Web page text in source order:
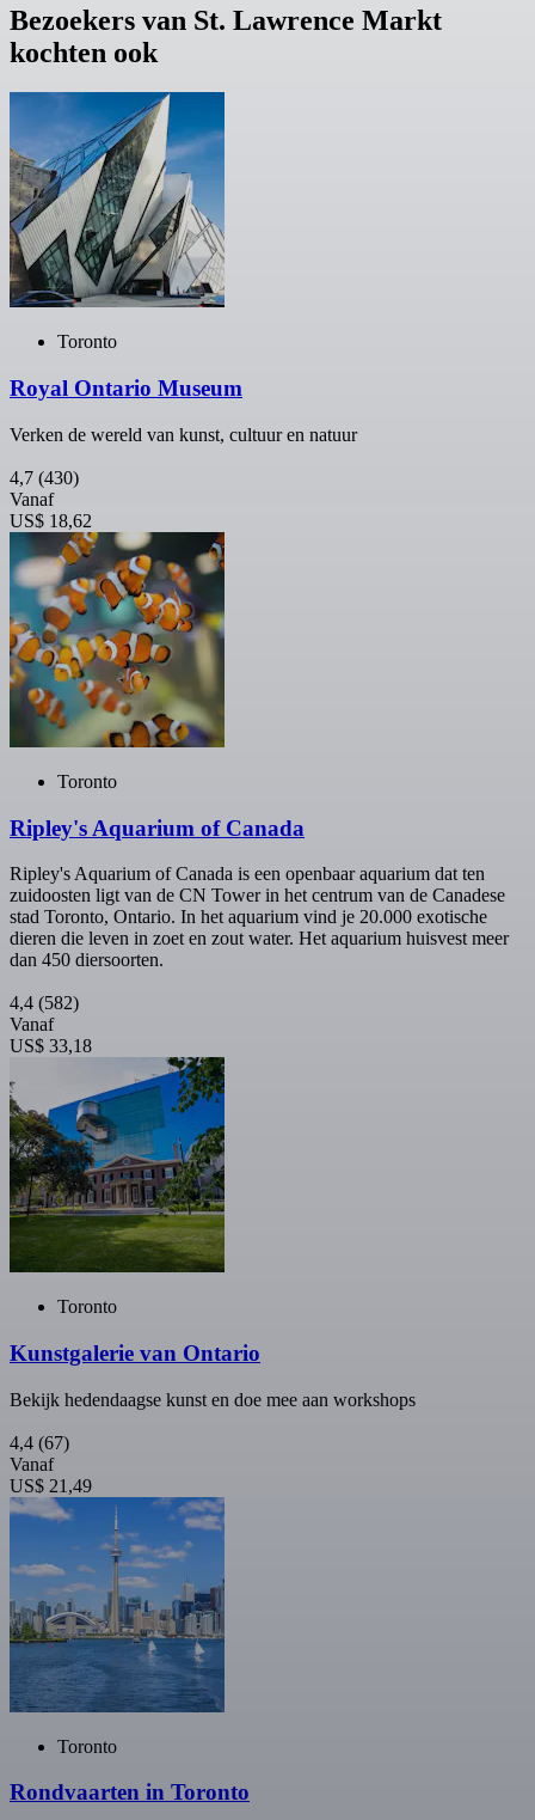
Bezoekers van St. Lawrence Markt
kochten ook
Toronto
Royal Ontario Museum
Verken de wereld van kunst, cultuur en natuur
4,7 (430)
Vanaf
US$ 18,62
Toronto
Ripley's Aquarium of Canada
Ripley's Aquarium of Canada is een openbaar aquarium dat ten
zuidoosten ligt van de CN Tower in het centrum van de Canadese
stad Toronto, Ontario. In het aquarium vind je 20.000 exotische
dieren die leven in zoet en zout water. Het aquarium huisvest meer
dan 450 diersoorten.
4,4 (582)
Vanaf
US$ 33,18
Toronto
Kunstgalerie van Ontario
Bekijk hedendaagse kunst en doe mee aan workshops
4,4 (67)
Vanaf
US$ 21,49
Toronto
Rondvaarten in Toronto